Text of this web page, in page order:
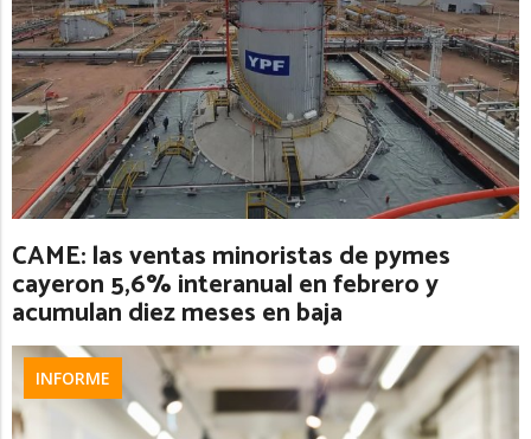
CAME: las ventas minoristas de pymes
cayeron 5,6% interanual en febrero y
acumulan diez meses en baja
INFORME